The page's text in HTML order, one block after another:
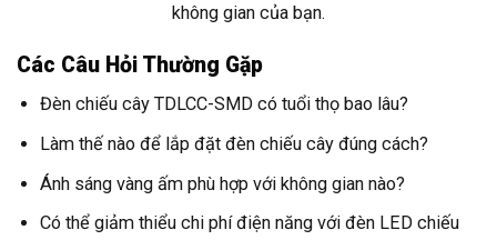
không gian của bạn.
Các Câu Hỏi Thường Gặp
Đèn chiếu cây TDLCC-SMD có tuổi thọ bao lâu?
Làm thế nào để lắp đặt đèn chiếu cây đúng cách?
Ánh sáng vàng ấm phù hợp với không gian nào?
Có thể giảm thiểu chi phí điện năng với đèn LED chiếu